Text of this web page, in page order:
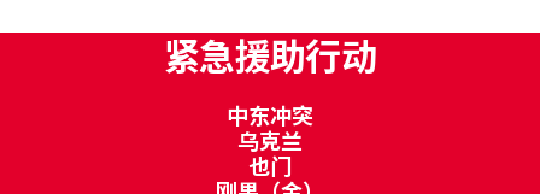
紧急援助行动
中东冲突
乌克兰
也门